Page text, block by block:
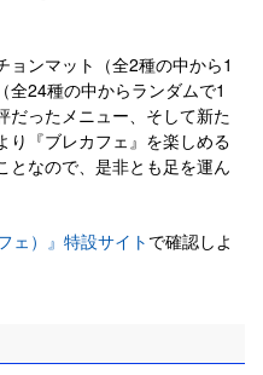
ョンマット（全2種の中から1
全24種の中からランダムで1
だったメニュー、そして新た
り『ブレカフェ』を楽しめる
となので、是非とも足を運ん
ェ）』特設サイト で確認しよ